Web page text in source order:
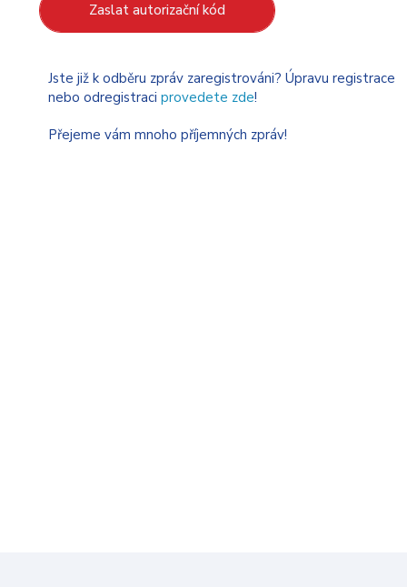
Zaslat autorizační kód
Jste již k odběru zpráv zaregistrováni? Úpravu registrace
nebo odregistraci provedete zde!
Přejeme vám mnoho příjemných zpráv!